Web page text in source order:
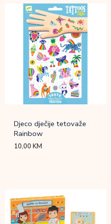
Djeco dječije tetovaže
Rainbow
10,00KM